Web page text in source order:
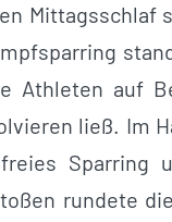
Mittagsschlaf
Athleten auf
ließ. Im
Sparring
rundete